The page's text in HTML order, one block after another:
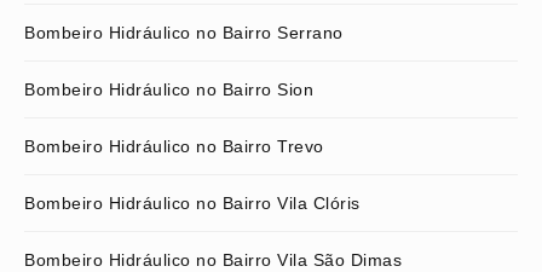
Bombeiro Hidráulico no Bairro Serrano
Bombeiro Hidráulico no Bairro Sion
Bombeiro Hidráulico no Bairro Trevo
Bombeiro Hidráulico no Bairro Vila Clóris
Bombeiro Hidráulico no Bairro Vila São Dimas